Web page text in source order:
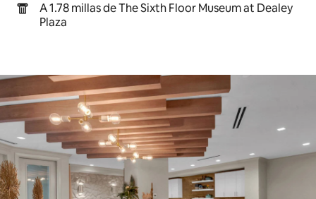
A 1.78 millas de The Sixth Floor Museum at Dealey
Plaza